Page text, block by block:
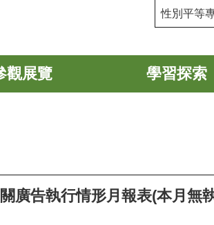
性別平等
觀展覽 學習探索
廣告執行情形月報表(本月無